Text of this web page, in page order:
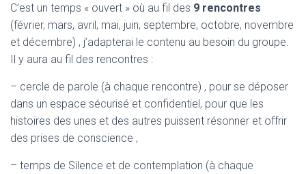
C’est un temps « ouvert » où au fil des 9 rencontres
(février, mars, avril, mai, juin, septembre, octobre, novembre
et décembre) , j’adapterai le contenu au besoin du groupe.
Il y aura au fil des rencontres :
– cercle de parole (à chaque rencontre) , pour se déposer
dans un espace sécurisé et confidentiel, pour que les
histoires des unes et des autres puissent résonner et offrir
des prises de conscience ,
– temps de Silence et de contemplation (à chaque